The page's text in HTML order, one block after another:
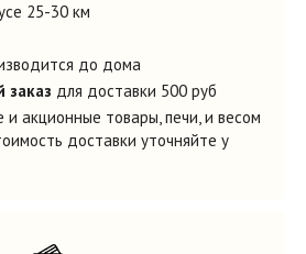
25-30 км
до дома
для доставки 500 руб
и акционные товары, печи, и весом
доставки уточняйте у